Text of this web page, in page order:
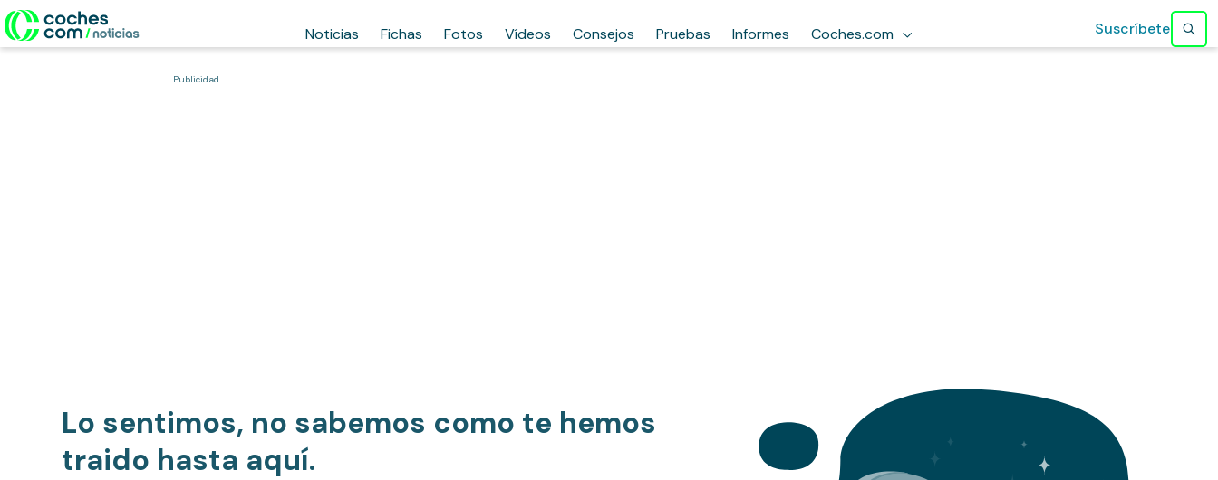
Noticias Fichas Fotos Vídeos Consejos Pruebas Informes Coches.com Suscríbete
Publicidad
Lo sentimos, no sabemos como te hemos
traido hasta aquí.